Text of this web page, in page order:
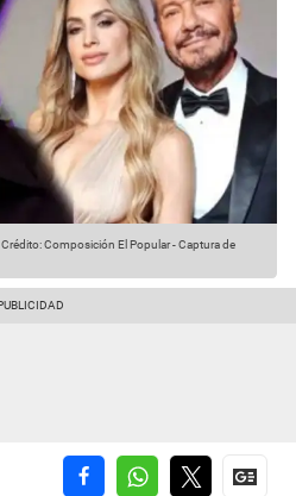
Crédito: Composición El Popular - Captura de